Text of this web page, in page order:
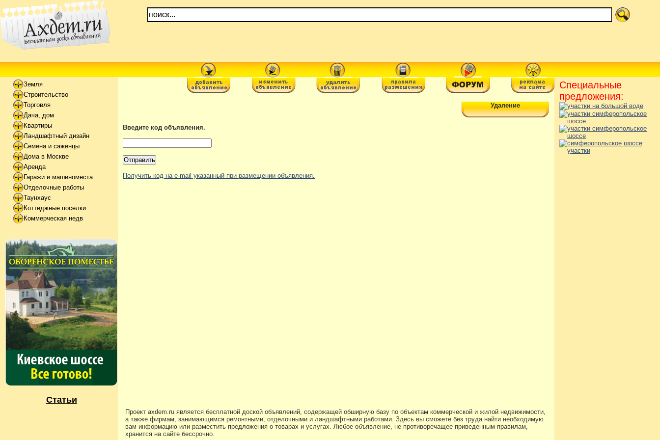
Земля
Строительство
Торговля
Дача, дом
Квартиры
Ландшафтный дизайн
Семена и саженцы
Дома в Москве
Аренда
Гаражи и машиноместа
Отделочные работы
Таунхаус
Коттеджные поселки
Коммерческая недв
Статьи
Удаление
Введите код объявления.
Получить код на e-mail указанный при размещении объявления.
Специальные
предложения:
Проект axdem.ru является бесплатной доской объявлений, содержащей обширную базу по объектам коммерческой и жилой недвижимости,
а также фирмам, занимающимся ремонтными, отделочными и ландшафтными работами. Здесь вы сможете без труда найти необходимую
вам информацию или разместить предложения о товарах и услугах. Любое объявление, не противоречащее приведенным правилам,
хранится на сайте бессрочно.